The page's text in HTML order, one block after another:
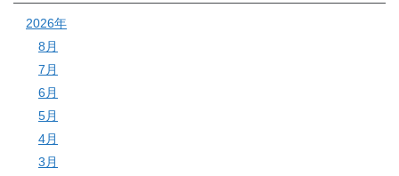
2026年
8月
7月
6月
5月
4月
3月